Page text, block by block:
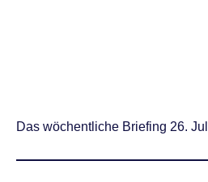
Das wöchentliche Briefing 26.